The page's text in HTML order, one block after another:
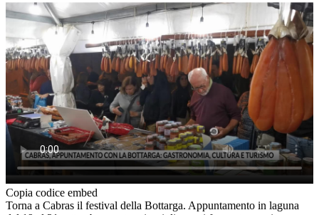
Copia codice embed
Torna a Cabras il festival della Bottarga. Appuntamento in laguna